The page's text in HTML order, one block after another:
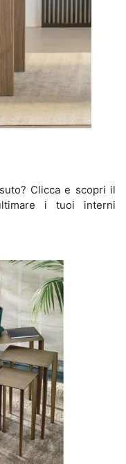
Clicca e scopri il
i tuoi interni